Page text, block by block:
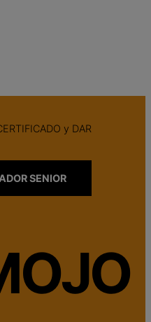
y DAR
SENIOR